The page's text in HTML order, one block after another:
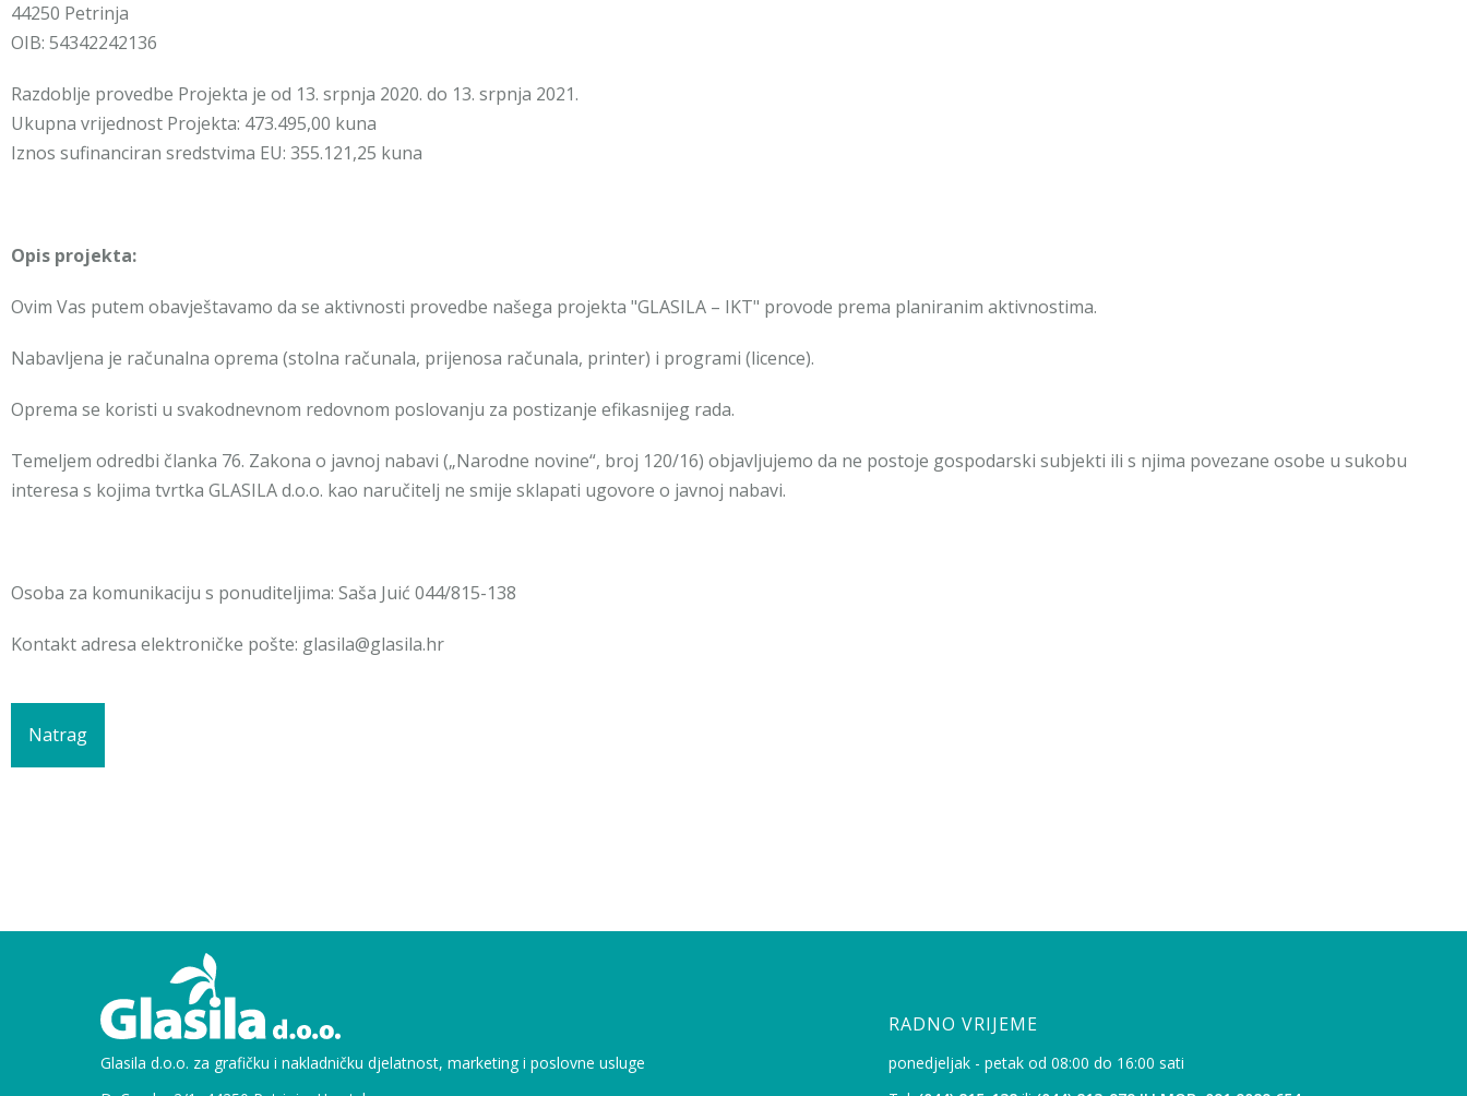
44250 Petrinja
OIB: 54342242136
Razdoblje provedbe Projekta je od 13. srpnja 2020. do 13. srpnja 2021.
Ukupna vrijednost Projekta: 473.495,00 kuna
Iznos sufinanciran sredstvima EU: 355.121,25 kuna
Opis projekta:
Ovim Vas putem obavještavamo da se aktivnosti provedbe našega projekta "GLASILA – IKT" provode prema planiranim aktivnostima.
Nabavljena je računalna oprema (stolna računala, prijenosa računala, printer) i programi (licence).
Oprema se koristi u svakodnevnom redovnom poslovanju za postizanje efikasnijeg rada.
Temeljem odredbi članka 76. Zakona o javnoj nabavi („Narodne novine“, broj 120/16) objavljujemo da ne postoje gospodarski subjekti ili s njima povezane osobe u sukobu
interesa s kojima tvrtka GLASILA d.o.o. kao naručitelj ne smije sklapati ugovore o javnoj nabavi.
Osoba za komunikaciju s ponuditeljima: Saša Juić 044/815-138
Kontakt adresa elektroničke pošte: glasila@glasila.hr
Natrag
Glasila d.o.o. za grafičku i nakladničku djelatnost, marketing i poslovne usluge
RADNO VRIJEME
ponedjeljak - petak od 08:00 do 16:00 sati